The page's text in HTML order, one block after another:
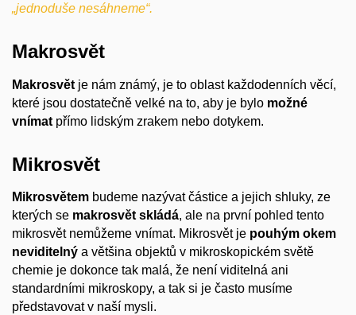
„jednoduše nesáhneme“.
Makrosvět
Makrosvět je nám známý, je to oblast každodenních věcí,
které jsou dostatečně velké na to, aby je bylo možné
vnímat přímo lidským zrakem nebo dotykem.
Mikrosvět
Mikrosvětem budeme nazývat částice a jejich shluky, ze
kterých se makrosvět skládá, ale na první pohled tento
mikrosvět nemůžeme vnímat. Mikrosvět je pouhým okem
neviditelný a většina objektů v mikroskopickém světě
chemie je dokonce tak malá, že není viditelná ani
standardními mikroskopy, a tak si je často musíme
představovat v naší mysli.